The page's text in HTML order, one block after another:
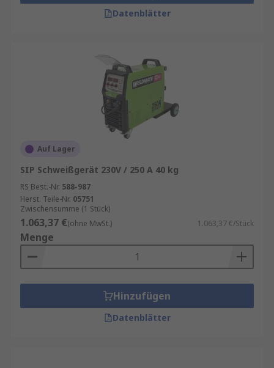
Datenblätter
Auf Lager
SIP Schweißgerät 230V / 250 A 40 kg
RS Best.-Nr. 588-987
Herst. Teile-Nr. 05751
Zwischensumme (1 Stück)
1.063,37 €(ohne MwSt.) 1.063,37 €/Stück
Menge
Hinzufügen
Datenblätter